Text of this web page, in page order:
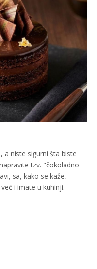
a niste sigurni šta biste
tzv. "čokoladno
sa, kako se kaže,
i imate u kuhinji.